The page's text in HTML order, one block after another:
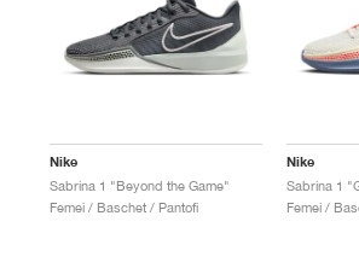
Nike
Sabrina 1 "Beyond the Game"
Femei / Baschet / Pantofi
Nike
Sabrina 1
Femei /